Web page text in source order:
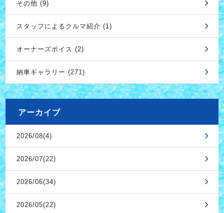
その他 (9)
スタッフによるクルマ紹介 (1)
オーナーズボイス (2)
納車ギャラリー (271)
アーカイブ
2026/08(4)
2026/07(22)
2026/06(34)
2026/05(22)